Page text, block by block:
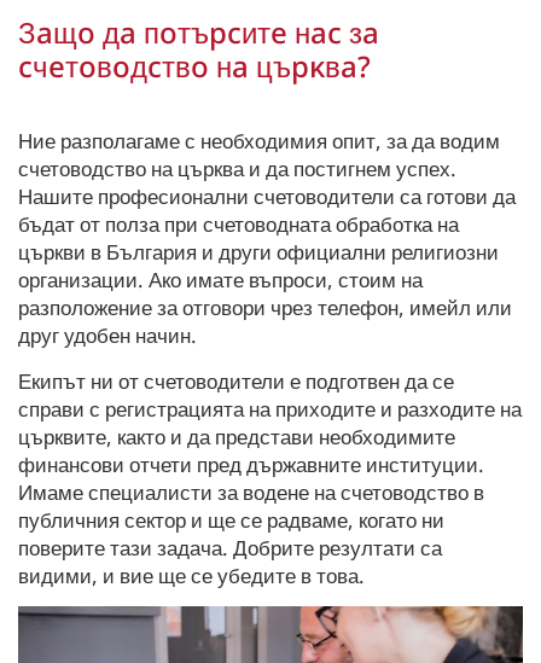
Зaщo дa пoтъpcитe нac зa
cчeтoвoдcтвo нa цъpĸвa?
Ние разполагаме с необходимия опит, за да водим
счетоводство на църква и да постигнем успех.
Нашите професионални счетоводители са готови да
бъдат от полза при счетоводната обработка на
църкви в България и други официални религиозни
организации. Ако имате въпроси, стоим на
разположение за отговори чрез телефон, имейл или
друг удобен начин.
Екипът ни от счетоводители е подготвен да се
справи с регистрацията на приходите и разходите на
църквите, както и да представи необходимите
финансови отчети пред държавните институции.
Имаме специалисти за водене на счетоводство в
публичния сектор и ще се радваме, когато ни
поверите тази задача. Добрите резултати са
видими, и вие ще се убедите в това.